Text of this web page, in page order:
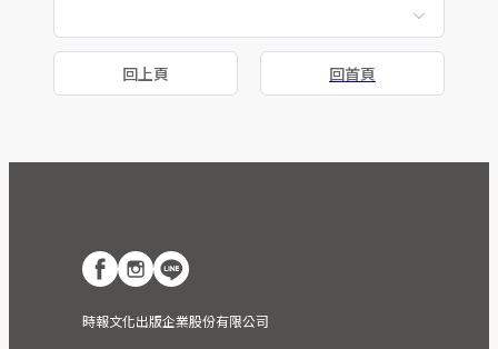
回上頁 回首頁
時報文化出版企業股份有限公司